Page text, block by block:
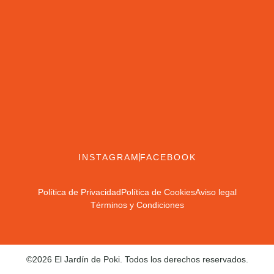
INSTAGRAM FACEBOOK
Política de PrivacidadPolítica de CookiesAviso legal
Términos y Condiciones
©2026 El Jardín de Poki. Todos los derechos reservados.